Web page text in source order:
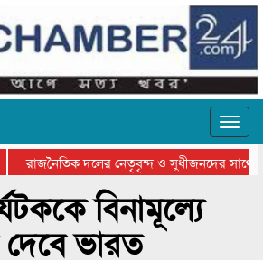
রাজনৈতিক দলের নেতৃবৃন্দ ও সুধীজনদের সাথে
সিলেটে বাংলাদেশ গ্রুপ থিয়েটার
বিনামূল্যে
দেবে ভারত